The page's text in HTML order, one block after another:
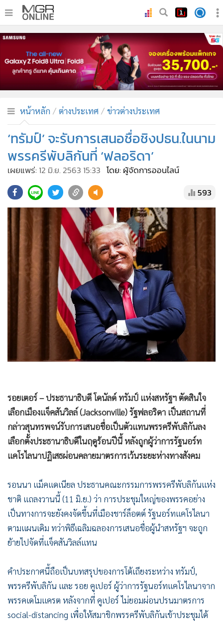
• หน้าหลัก
ทันเหตุการณ์
ภาคใต้
• ภูมิภาค
• บันเทิง
ผู้จัดการรายวัน
คอลัมนิสต์
• ละคร
• Cyber BIZ
• ผู้จัดกวน
•
Good health & Well-being
Green Innovation & SD
Management & HR
MGR Live
Infographic
การเมือง
ท่องเที่ยว
ต่างประเทศ
• Special Scoop
• จีน
• ชุมชน-คุณภาพชีวิต
• อาชญากรรม
• Motoring
• เกม
• SMEs
• หุ้น
• อินโดจีน
• กองทุนรวม
• Celeb Online
Factcheck
ญี่ปุ่น
News1
Gotomanager
หน้าหลัก ต่างประเทศ ข่าวต่างประเทศ
‘ทรัมป์’ จะรับการเสนอชื่อชิงปธน.ในนาม
พรรครีพับลิกันที่ ‘ฟลอริดา’
เผยแพร่: 12 มิ.ย. 2563 15:33 โดย: ผู้จัดการออนไลน์
593
รอยเตอร์ – ประธานาธิบดี โดนัลด์ ทรัมป์ แห่งสหรัฐฯ ตัดสินใจ
เลือกเมืองแจ็คสันวิลล์ (Jacksonville) รัฐฟลอริดา เป็นสถานที่
กล่าวสุนทรพจน์รับการเสนอชื่อเป็นตัวแทนพรรครีพับลิกันลง
เลือกตั้งประธานาธิบดีในฤดูร้อนปีนี้ หลังถูกผู้ว่าการรัฐนอร์ท
แคโรไลนาปฏิเสธผ่อนคลายมาตรการเว้นระยะห่างทางสังคม
รอนนา แม็คแดเนียล ประธานคณะกรรมการพรรครีพับลิกันแห่ง
ชาติ แถลงวานนี้ (11 มิ.ย.) ว่า การประชุมใหญ่ของพรรคอย่าง
เป็นทางการจะยังคงจัดขึ้นที่เมืองชาร์ล็อตต์ รัฐนอร์ทแคโรไลนา
ตามแผนเดิม ทว่าพิธีเฉลิมฉลองการเสนอชื่อผู้นำสหรัฐฯ จะถูก
ย้ายไปจัดที่แจ็คสันวิลล์แทน
คำประกาศนี้ถือเป็นบทสรุปของการโต้เถียงระหว่าง ทรัมป์,
พรรครีพับลิกัน และ รอย คูเปอร์ ผู้ว่าการรัฐนอร์ทแคโรไลนาจาก
พรรคเดโมแครต หลังจากที่ คูเปอร์ ไม่ยอมผ่อนปรนมาตรการ
social-distancing เพื่อให้สมาชิกพรรครีพับลิกันเข้าประชุมได้